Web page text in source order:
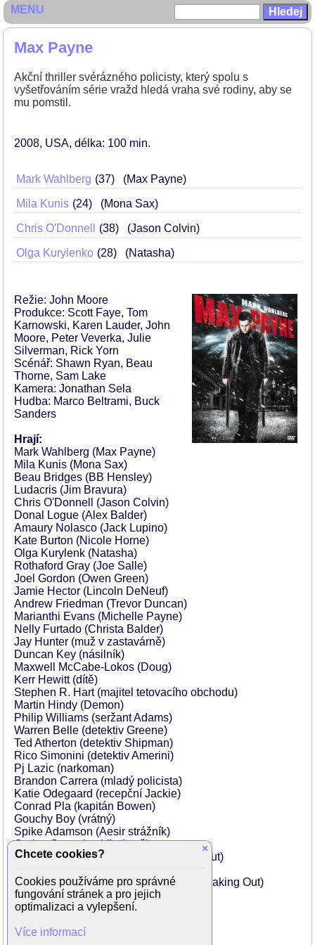
Max Payne
Akční thriller svérázného policisty, který spolu s
vyšetřováním série vražd hledá vraha své rodiny, aby se
mu pomstil.
2008 USA délka: 100 min
Mark Wahlberg 37 (Max Payne)
Mila Kunis 24 (Mona Sax)
Chris O'Donnell 38 (Jason Colvin)
Olga Kurylenko 28 (Natasha)
Režie: John Moore
Produkce: Scott Faye, Tom
Karnowski, Karen Lauder, John
Moore, Peter Veverka, Julie
Silverman, Rick Yorn
Scénář: Shawn Ryan, Beau
Thorne, Sam Lake
Kamera: Jonathan Sela
Hudba: Marco Beltrami, Buck
Sanders
Hrají:
Mark Wahlberg (Max Payne)
Mila Kunis (Mona Sax)
Beau Bridges (BB Hensley)
Ludacris (Jim Bravura)
Chris O'Donnell (Jason Colvin)
Donal Logue (Alex Balder)
Amaury Nolasco (Jack Lupino)
Kate Burton (Nicole Horne)
Olga Kurylenk (Natasha)
Rothaford Gray (Joe Salle)
Joel Gordon (Owen Green)
Jamie Hector (Lincoln DeNeuf)
Andrew Friedman (Trevor Duncan)
Marianthi Evans (Michelle Payne)
Nelly Furtado (Christa Balder)
Jay Hunter (muž v zastavárně)
Duncan Key (násilník)
Maxwell McCabe-Lokos (Doug)
Kerr Hewitt (dítě)
Stephen R. Hart (majitel tetovacího obchodu)
Martin Hindy (Demon)
Philip Williams (seržant Adams)
Warren Belle (detektiv Greene)
Ted Atherton (detektiv Shipman)
Rico Simonini (detektiv Amerini)
Pj Lazic (narkoman)
Brandon Carrera (mladý policista)
Katie Odegaard (recepční Jackie)
Conrad Pla (kapitán Bowen)
Gouchy Boy (vrátný)
Spike Adamson (Aesir strážník)
Carlos Gonzalez-Vio (muž)
Christina Jocic (Nude Person Making Out)
James Preston Rogers (Nude Person Making Out)
Genadijs Dolganovs (Misha)
Dale Yim (pochůzkář)
Siobhan Murphy (recepční)
MENU
×
Chcete cookies?
Cookies používáme pro správné
fungování stránek a pro jejich
optimalizaci a vylepšení.
Více informací